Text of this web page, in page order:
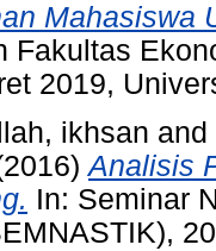
Mahasiswa
Fakultas
2019,
ikhsan and
Analisis
In: Seminar